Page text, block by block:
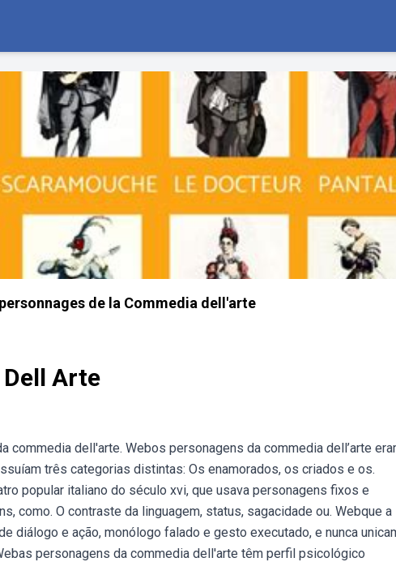
de la Commedia dell'arte
Arte
commedia dell'arte. Webos personagens da commedia dell’arte
três categorias distintas: Os enamorados, os criados e os.
popular italiano do século xvi, que usava personagens fixos e
como. O contraste da linguagem, status, sagacidade ou. Webque a
diálogo e ação, monólogo falado e gesto executado, e nunca
personagens da commedia dell'arte têm perfil psicológico